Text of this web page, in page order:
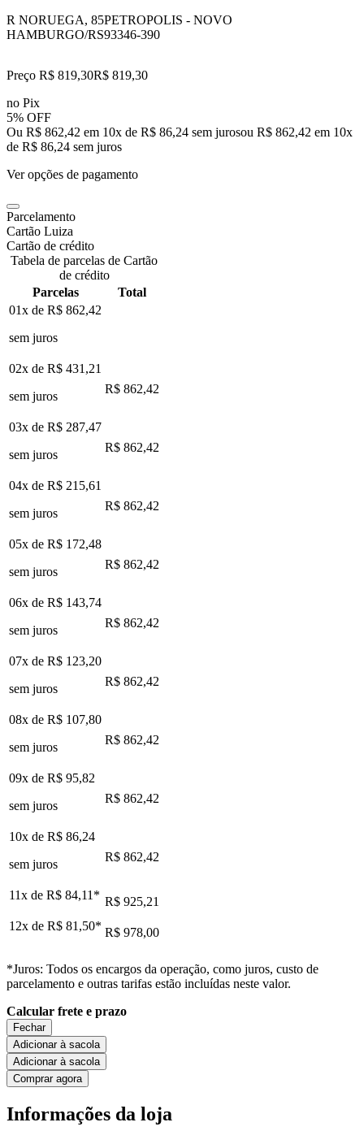
R NORUEGA, 85PETROPOLIS - NOVO
HAMBURGO/RS93346-390
Preço R$ 819,30R$ 819,30
no Pix
5% OFF
Ou R$ 862,42 em 10x de R$ 86,24 sem jurosou R$ 862,42 em 10x
de R$ 86,24 sem juros
Ver opções de pagamento
Parcelamento
Cartão Luiza
Cartão de crédito
Tabela de parcelas de Cartão
de crédito
Parcelas
Total
01x de R$ 862,42
sem juros
02x de R$ 431,21
sem juros
R$ 862,42
03x de R$ 287,47
sem juros
R$ 862,42
04x de R$ 215,61
sem juros
R$ 862,42
05x de R$ 172,48
sem juros
R$ 862,42
06x de R$ 143,74
sem juros
R$ 862,42
07x de R$ 123,20
sem juros
R$ 862,42
08x de R$ 107,80
sem juros
R$ 862,42
09x de R$ 95,82
sem juros
R$ 862,42
10x de R$ 86,24
sem juros
R$ 862,42
11x de R$ 84,11 * R$ 925,21
12x de R$ 81,50* R$ 978,00
*Juros: Todos os encargos da operação, como juros, custo de
parcelamento e outras tarifas estão incluídas neste valor.
Calcular frete e prazo
Fechar
Adicionar à sacola
Adicionar à sacola
Comprar agora
Informações da loja